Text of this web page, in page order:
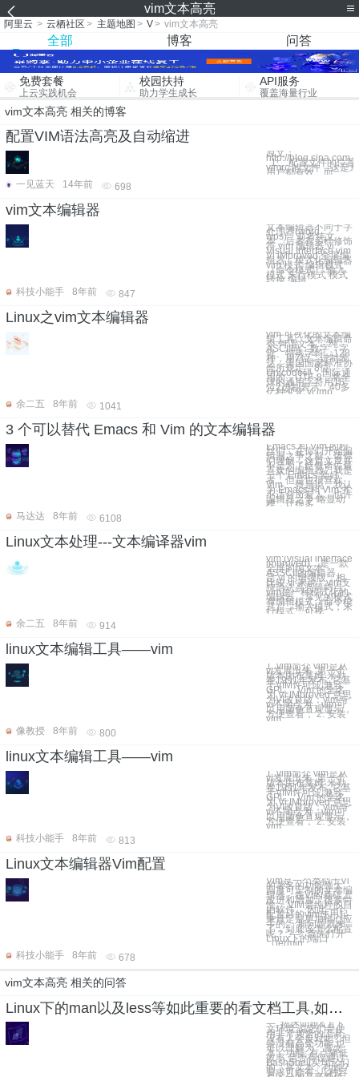
vim文本高亮
阿里云 > 云栖社区 > 主题地图 > V> vim文本高亮
全部 博客 问答
免费套餐
上云实践机会
校园扶持
助力学生成长
API服务
覆盖海量行业
vim文本高亮 相关的博客
配置VIM语法高亮及自动缩进
原文：
http://
1 、配置文件的位置
vimrc 的文件，这是
用户都有效。而
一见蓝天
14年前 698
vim文本编辑器
文本编辑器不同于字
处理器(word、
wps)，前者纯文
本，后者有多样修饰
符 vim 编辑器 vi
Visual Interface vim
Vi iMproved 全屏编
辑器，模式化编辑器
vim 模式 编辑模式
（命令模式） 输入
模式 末行模式 模式
转换 编辑
科技小能手
8年前 847
Linux之vim文本编辑器
vim 可视化的文本编
辑工具、文本编辑命
令 何谓文本： 纯
ASCII码：数字、字
母、特殊字符，128
种，用7位二进制表
达，美国国家标准协
会所规定，8位
Unicode码：国际通
用的，UTF-8，将全
球的通用字符用16
位2进制表示，40多
亿种变化 vi imp
余二五
8年前 1041
3 个可以替代 Emacs 和 Vim 的文本编辑器
Emacs 和 Vim 的粉
丝们，在你们开始编
辑器之争之前，请你
们理解，这篇文章并
不是为了贬低诸位最
喜欢的编辑器。我是
一个 Emacs 爱好
者，但是也很喜欢
Vim。 就是说，我认
为 Emacs 和 Vim 并
不适合所有人。也许
编辑器之争 略显幼
稚，让很多
马达达
8年前 6108
Linux文本处理---文本编译器vim
vim:(visual interface
improved)，是一款
全屏的纯文本
ASSCII的编辑器，
是 vi 的增强版，相
比较 vi 来说，vim支
持语法高亮等特点。
vim是一种模式化的
编辑器，常见的模式
有编辑模式（命令模
式），输入模式，末
行模式，可视
余二五
8年前 914
linux文本编辑工具——vim
1. vim简介 vim是从
vi发展出来 ,第一个
版本由布莱姆·米勒
在1991年发布 ,它基
于VIM许可证,兼容
GPL。 Vim 的全名
为 Vi IMproved 意思
为VI改良版；vim与
vi不同点为，vim可
以用颜色直观显示，
方便查看； 2. 安装
vim
像教授
8年前 800
linux文本编辑工具——vim
1. vim简介 vim是从
vi发展出来 ,第一个
版本由布莱姆·米勒
在1991年发布 ,它基
于VIM许可证,兼容
GPL。 Vim 的全名
为 Vi IMproved 意思
为VI改良版；vim与
vi不同点为，vim可
以用颜色直观显示，
方便查看； 2. 安装
vim
科技小能手
8年前 813
Linux文本编辑器Vim配置
Vim是一个类似于Vi
的著名的功能强大、
高度可定制的文本编
辑器，在Vi的基础上
改进和增加了很多特
性。 VIM是纯粹的自
由软件。 因此一个
配置好的vim使用起
来肯定是更加得心应
手的。 那问题就来
了，到底该怎么配置
呢？？？ 首先打开
Linux下的端口
（termin
科技小能手
8年前 678
vim文本高亮 相关的问答
Linux下的man以及less等如此重要的看文档工具,如何添加丰富的高亮功能,以提高效率?
一. 描述问题&上下
文环境 说它们是使
用非常频繁的工具,
没有人会反对吧? 但
是没有高亮功能,也
可以理解为「富文
本」功能, 有点降低
效率 是否有仅通过
BashShell实现它们
的「富文本」功能?
要求可能有: 几种容